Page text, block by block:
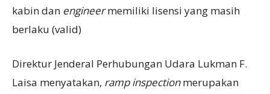
kabin dan engineermemiliki lisensi yang masih
berlaku (valid)
Direktur Jenderal Perhubungan Udara Lukman F.
Laisa menyatakan, ramp inspectionmerupakan